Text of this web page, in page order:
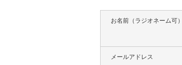
お名前（ラジオネーム可）
メールアドレス